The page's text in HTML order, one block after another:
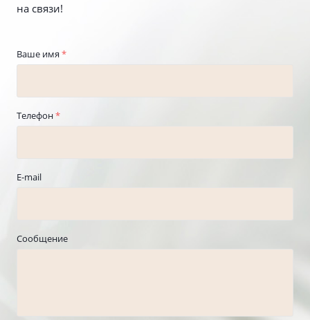
на связи!
Ваше имя *
Телефон*
E-mail
Сообщение